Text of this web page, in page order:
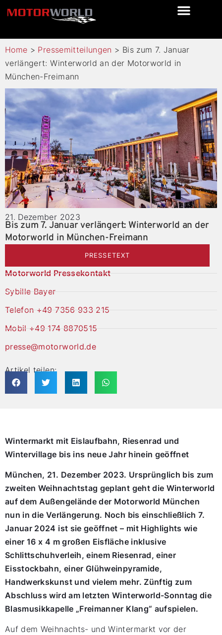
Home > Pressemitteilungen > Bis zum 7. Januar
verlängert: Winterworld an der Motorworld in
München-Freimann
21. Dezember 2023
Bis zum 7. Januar verlängert: Winterworld an der
Motorworld in München-Freimann
PRESSETEXT
Motorworld Pressekontakt
Sybille Bayer
Telefon +49 7356 933 215
Mobil +49 174 8870515
presse@motorworld.de
Artikel teilen:
Wintermarkt mit Eislaufbahn, Riesenrad und
Wintervillage bis ins neue Jahr hinein geöffnet
München, 21. Dezember 2023. Ursprünglich bis zum
zweiten Weihnachtstag geplant geht die Winterworld
auf dem Außengelände der Motorworld München
nun in die Verlängerung. Noch bis einschließlich 7.
Januar 2024 ist sie geöffnet – mit Highlights wie
einer 16 x 4 m großen Eisfläche inklusive
Schlittschuhverleih, einem Riesenrad, einer
Eisstockbahn, einer Glühweinpyramide,
Handwerkskunst und vielem mehr. Zünftig zum
Abschluss wird am letzten Winterworld-Sonntag die
Blasmusikkapelle „Freimanner Klang“ aufspielen.
Auf dem Weihnachts- und Wintermarkt vor der